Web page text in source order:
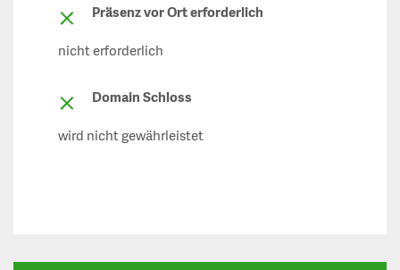
Präsenz vor Ort erforderlich
nicht erforderlich
Domain Schloss
wird nicht gewährleistet